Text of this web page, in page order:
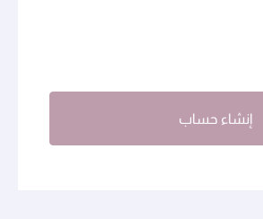
إنشاء حساب